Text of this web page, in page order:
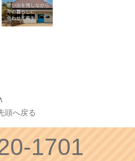
頭へ戻る
1701